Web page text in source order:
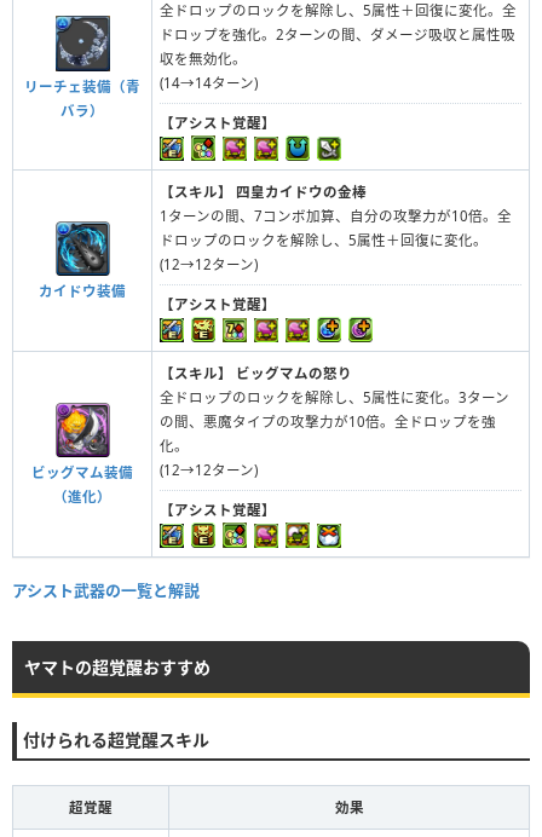
リーチェ装備（青
バラ）
全ドロップのロックを解除し、5属性＋回復に変化。全
ドロップを強化。2ターンの間、ダメージ吸収と属性吸
収を無効化。
(14→14ターン)
【アシスト覚醒】
カイドウ装備
【スキル】
四皇カイドウの金棒
1ターンの間、7コンボ加算、自分の攻撃力が10倍。全
ドロップのロックを解除し、5属性＋回復に変化。
(12→12ターン)
【アシスト覚醒】
ビッグマム装備
（進化）
【スキル】
ビッグマムの怒り
全ドロップのロックを解除し、5属性に変化。3ターン
の間、悪魔タイプの攻撃力が10倍。全ドロップを強
化。
(12→12ターン)
【アシスト覚醒】
アシスト武器の一覧と解説
ヤマトの超覚醒おすすめ
付けられる超覚醒スキル
超覚醒 効果